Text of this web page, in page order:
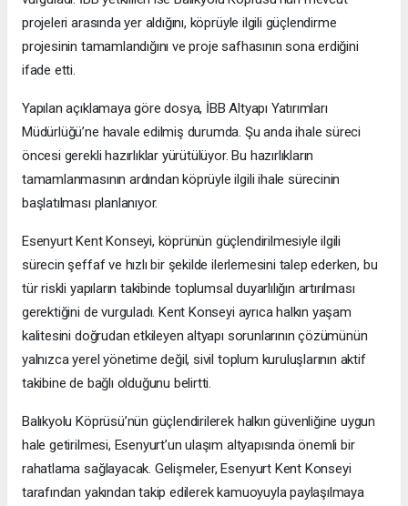
projeleri arasında yer aldığını, köprüyle ilgili güçlendirme
projesinin tamamlandığını ve proje safhasının sona erdiğini
ifade etti.
Yapılan açıklamaya göre dosya, İBB Altyapı Yatırımları
Müdürlüğü’ne havale edilmiş durumda. Şu anda ihale süreci
öncesi gerekli hazırlıklar yürütülüyor. Bu hazırlıkların
tamamlanmasının ardından köprüyle ilgili ihale sürecinin
başlatılması planlanıyor.
Esenyurt Kent Konseyi, köprünün güçlendirilmesiyle ilgili
sürecin şeffaf ve hızlı bir şekilde ilerlemesini talep ederken, bu
tür riskli yapıların takibinde toplumsal duyarlılığın artırılması
gerektiğini de vurguladı. Kent Konseyi ayrıca halkın yaşam
kalitesini doğrudan etkileyen altyapı sorunlarının çözümünün
yalnızca yerel yönetime değil, sivil toplum kuruluşlarının aktif
takibine de bağlı olduğunu belirtti.
Balıkyolu Köprüsü’nün güçlendirilerek halkın güvenliğine uygun
hale getirilmesi, Esenyurt’un ulaşım altyapısında önemli bir
rahatlama sağlayacak. Gelişmeler, Esenyurt Kent Konseyi
tarafından yakından takip edilerek kamuoyuyla paylaşılmaya